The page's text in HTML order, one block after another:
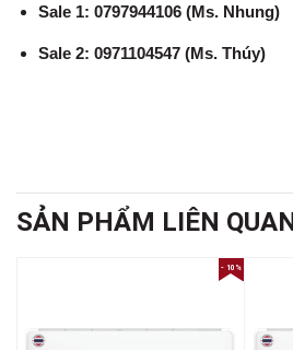
Sale 1: 0797944106 (Ms. Nhung)
Sale 2: 0971104547 (Ms. Thúy)
SẢN PHẨM LIÊN
- 10%